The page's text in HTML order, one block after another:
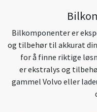
Bilkomponenter er
og tilbehør til akkurat din
for å finne riktige
er ekstralys og
gammel Volvo eller